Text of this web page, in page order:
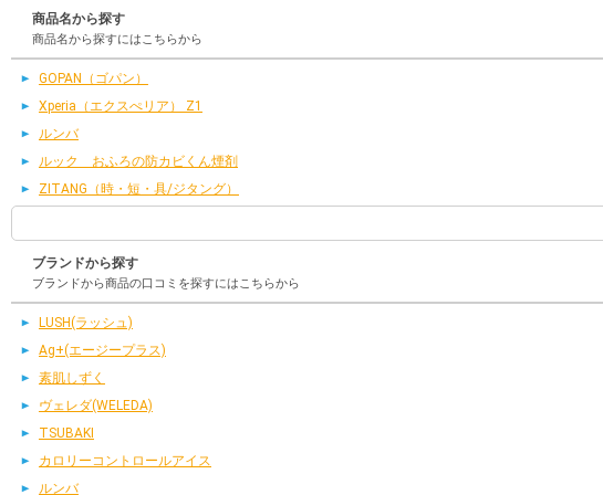
商品名から探す
商品名から探すにはこちらから
GOPAN（ゴパン）
Xperia（エクスぺリア） Z1
ルンバ
ルック おふろの防カビくん煙剤
ZITANG（時・短・具/ジタング）
ブランドから探す
ブランドから商品の口コミを探すにはこちらから
LUSH(ラッシュ)
Ag+(エージープラス)
素肌しずく
ヴェレダ(WELEDA)
TSUBAKI
カロリーコントロールアイス
ルンバ